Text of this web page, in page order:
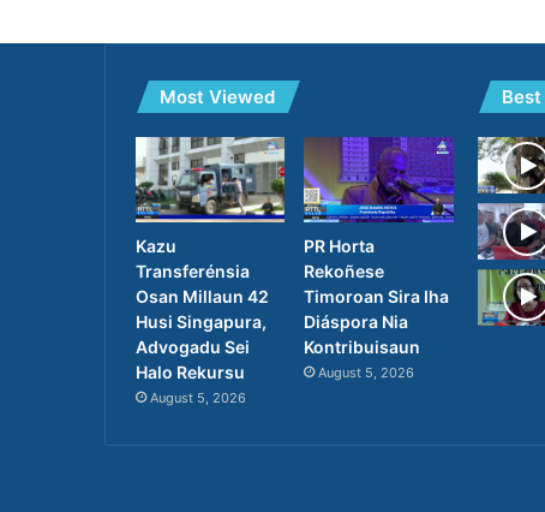
Most Viewed
Kazu
Transferénsia
Osan Millaun 42
Husi Singapura,
Advogadu Sei
Halo Rekursu
August 5, 2026
PR Horta
Rekoñese
Timoroan Sira Iha
Diáspora Nia
Kontribuisaun
August 5, 2026